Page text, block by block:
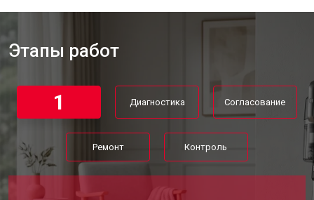
Этапы работ
1 Диагностика Согласование
Ремонт Контроль